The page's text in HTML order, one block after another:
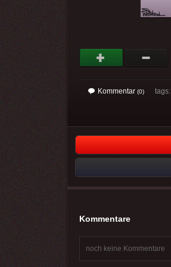
Kommentar (0) tags:
Kommentare
noch keine Kommentare